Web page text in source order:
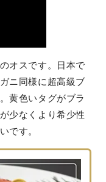
オスです。日本で
ニ同様に超高級ブ
黄色いタグがブラ
少なくより希少性
です。